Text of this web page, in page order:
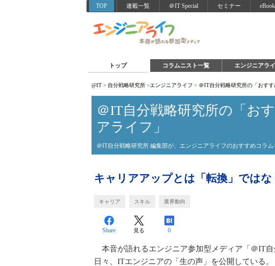
TOP 連載一覧 ＠IT Special セミナー eBook
トップ コラムニスト一覧 エンジニアラ
@IT > 自分戦略研究所 >エンジニアライフ > ＠IT自分戦略研究所の「おすす
＠IT自分戦略研究所の「お
アライフ」
＠IT自分戦略研究所 編集部が、エンジニアライフのおすすめコラム
キャリアアップとは「転換」ではな
キャリア スキル 業界動向
Share 見る 0
本音が語れるエンジニア参加型メディア「＠IT自
日々、ITエンジニアの「生の声」を公開している。